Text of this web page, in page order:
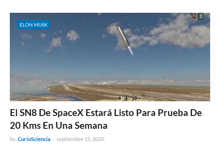
ELON MUSK
El SN8 De SpaceX Estará Listo Para Prueba De
20 Kms En Una Semana
by CurioSciencia - septiembre 15, 2020